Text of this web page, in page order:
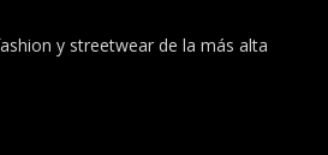
y streetwear de la más alta